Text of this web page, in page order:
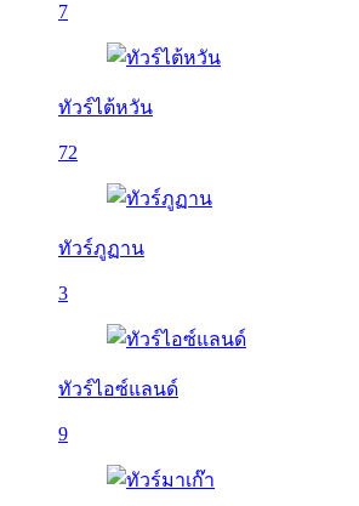
7
ทัวร์ไต้หวัน
72
ทัวร์ภูฏาน
3
ทัวร์ไอซ์แลนด์
9